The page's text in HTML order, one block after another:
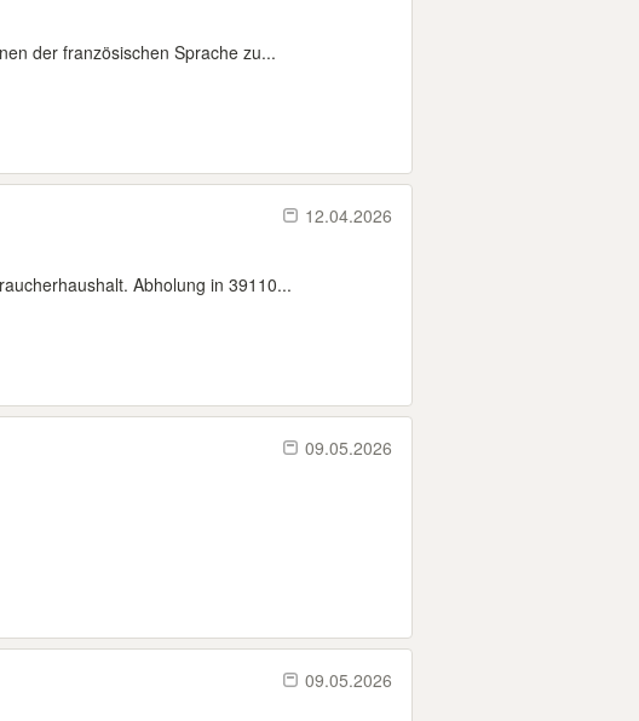
der französischen Sprache zu...
12.04.2026
Abholung in 39110...
09.05.2026
09.05.2026